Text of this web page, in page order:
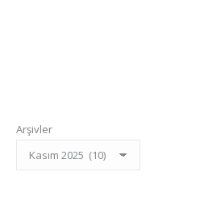
Arşivler